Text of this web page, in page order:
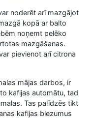
noderēt arī mazgājot
kopā ar balto
noņemt pelēko
mazgāšanas.
pievienot arī citrona
mājas darbos, ir
kafijas automātu, tad
Tas palīdzēs tikt
kafijas biezumus